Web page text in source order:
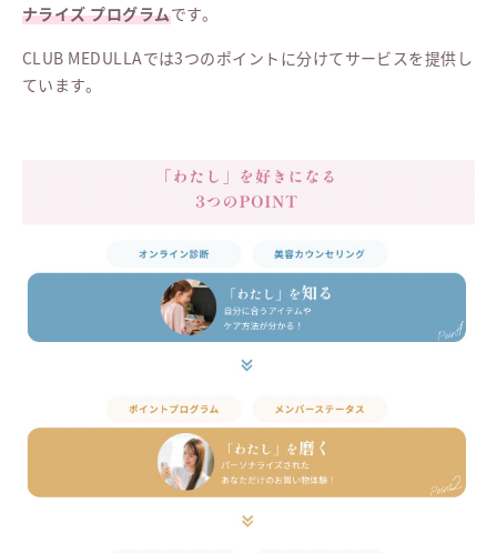
ナライズ プログラムです。
CLUB MEDULLAでは3つのポイントに分けてサービスを提供し
ています。